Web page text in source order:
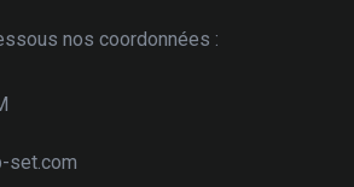
nos coordonnées :
set.com